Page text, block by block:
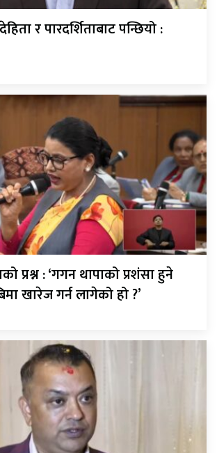
र पारदर्शिताबाट पन्छियो :
प्रश्न : ‘गगन थापाको प्रशंसा हुने
खारेज गर्न लागेको हो ?’